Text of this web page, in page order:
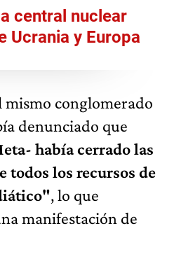
central nuclear
Ucrania y Europa
mismo conglomerado
denunciado que
había cerrado las
todos los recursos de
, lo que
manifestación de